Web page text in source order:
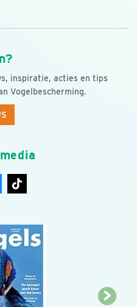
inspiratie, acties en tips
Vogelbescherming.